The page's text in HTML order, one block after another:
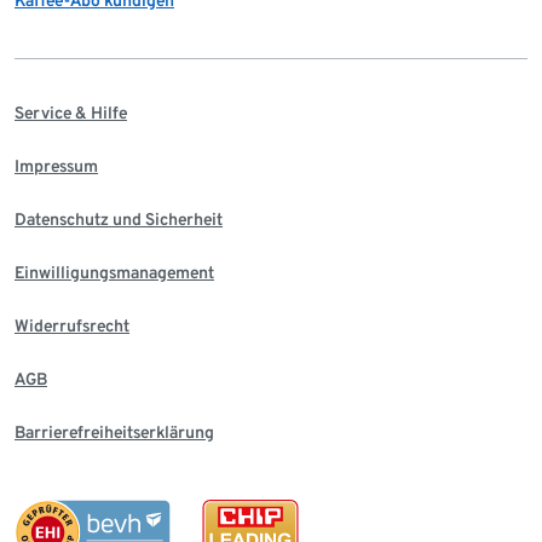
Service & Hilfe
Impressum
Datenschutz und Sicherheit
Einwilligungsmanagement
Widerrufsrecht
AGB
Barrierefreiheitserklärung